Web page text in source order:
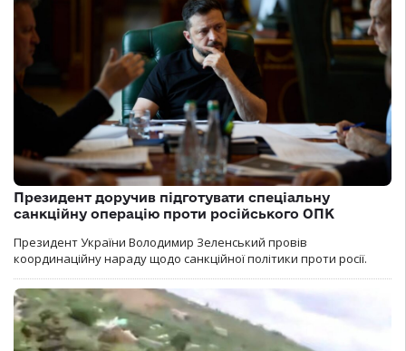
Президент доручив підготувати спеціальну
санкційну операцію проти російського ОПК
Президент України Володимир Зеленський провів
координаційну нараду щодо санкційної політики проти росії.